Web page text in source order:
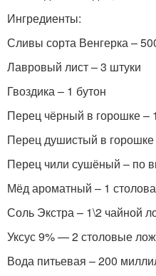
Ингредиенты:
Сливы сорта Венгерка –
Лавровый лист – 3 штуки
Гвоздика – 1 бутон
Перец чёрный в горошке –
Перец душистый в
Перец чили сушёный – по
Мёд ароматный – 1
Соль Экстра – 1\2 чайной
Уксус 9% — 2 столовые
Вода питьевая – 200